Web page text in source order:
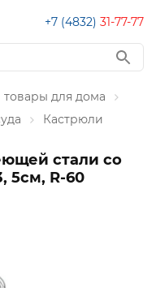
+7 (4832) 31-77-77
товары для дома
Кастрюли
стали со
5см, R-60